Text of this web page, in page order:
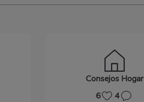
Consejos Hogar
6
4